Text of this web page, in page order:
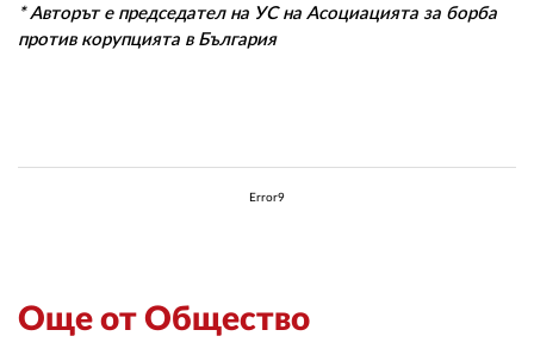
* Авторът е председател на УС на Асоциацията за борба
против корупцията в България
Error9
Още от Общество